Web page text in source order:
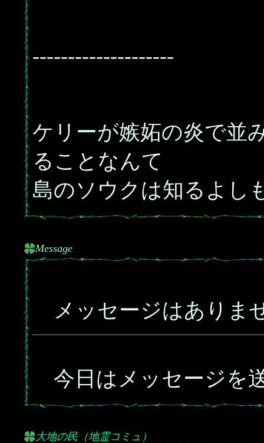
--------------------
ケリーが嫉妬の炎で並
ることなんて
島のソウクは知るよし
Message
メッセージはありま
今日はメッセージを
大地の民（地霊コミュ）